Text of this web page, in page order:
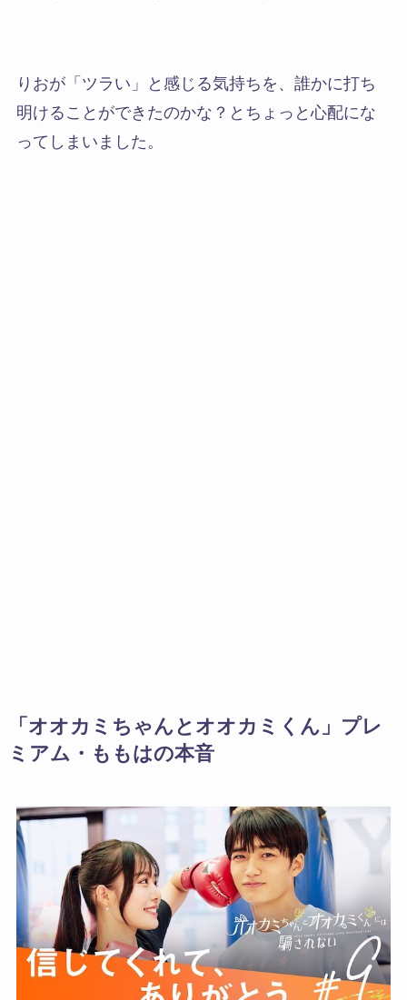
りおが「ツラい」と感じる気持ちを、誰かに打ち
明けることができたのかな？とちょっと心配にな
ってしまいました。
「オオカミちゃんとオオカミくん」プレ
ミアム・ももはの本音